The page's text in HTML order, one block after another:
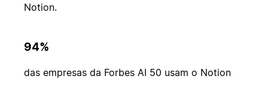
Notion.
94%
das empresas da Forbes AI 50 usam o Notion